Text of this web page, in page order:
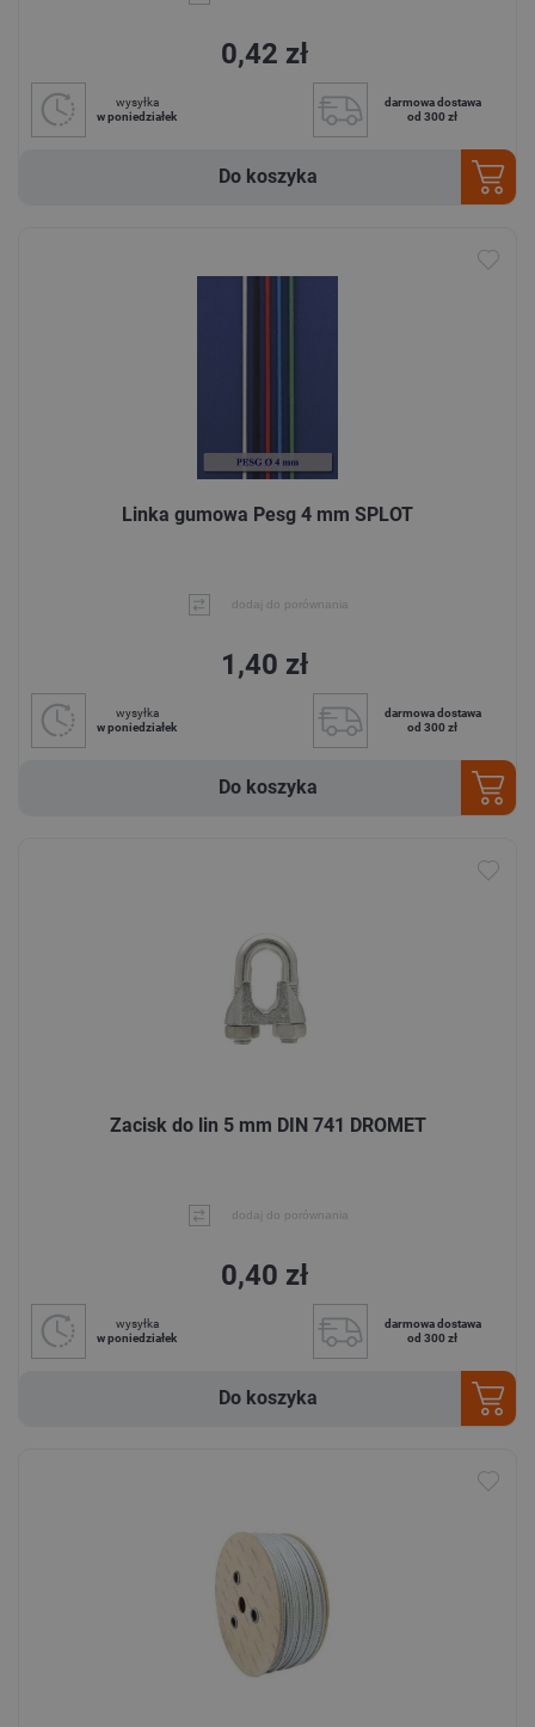
0,42 zł
wysyłka
w poniedziałek
darmowa dostawa
od 300 zł
Do koszyka
Linka gumowa Pesg 4 mm SPLOT
dodaj do porównania
1,40 zł
wysyłka
w poniedziałek
darmowa dostawa
od 300 zł
Do koszyka
Zacisk do lin 5 mm DIN 741 DROMET
dodaj do porównania
0,40 zł
wysyłka
w poniedziałek
darmowa dostawa
od 300 zł
Do koszyka